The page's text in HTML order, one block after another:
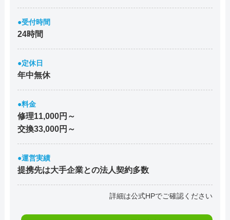
●受付時間
24時間
●定休日
年中無休
●料金
修理11,000円～
交換33,000円～
●運営実績
提携先は大手企業との法人契約多数
詳細は公式HPでご確認ください